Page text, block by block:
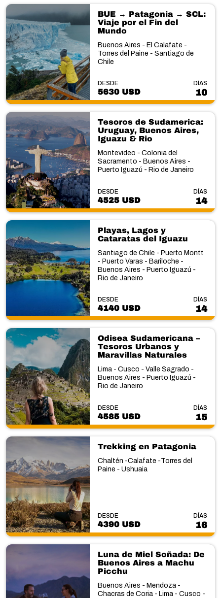
BUE → Patagonia → SCL:
Viaje por el Fin del
Mundo
Buenos Aires - El Calafate -
Torres del Paine - Santiago de
Chile
DESDE
5630 USD
DÍAS
10
Tesoros de Sudamerica:
Uruguay, Buenos Aires,
Iguazu & Rio
Montevideo - Colonia del
Sacramento - Buenos Aires -
Puerto Iguazú - Rio de Janeiro
DESDE
4525 USD
DÍAS
14
Playas, Lagos y
Cataratas del Iguazu
Santiago de Chile - Puerto Montt
- Puerto Varas - Bariloche -
Buenos Aires - Puerto Iguazú -
Rio de Janeiro
DESDE
4140 USD
DÍAS
14
Odisea Sudamericana –
Tesoros Urbanos y
Maravillas Naturales
Lima - Cusco - Valle Sagrado -
Buenos Aires - Puerto Iguazú -
Rio de Janeiro
DESDE
4585 USD
DÍAS
15
Trekking en Patagonia
Chaltén -Calafate -Torres del
Paine - Ushuaia
DESDE
4390 USD
DÍAS
16
Luna de Miel Soñada: De
Buenos Aires a Machu
Picchu
Buenos Aires - Mendoza -
Chacras de Coria - Lima - Cusco -